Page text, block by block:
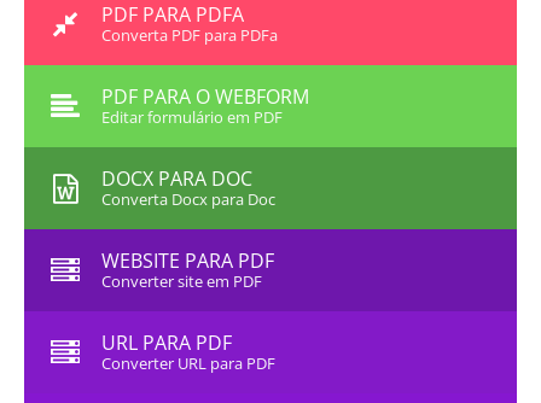
PDF PARA PDFA
Converta PDF para PDFa
PDF PARA O WEBFORM
Editar formulário em PDF
DOCX PARA DOC
Converta Docx para Doc
WEBSITE PARA PDF
Converter site em PDF
URL PARA PDF
Converter URL para PDF